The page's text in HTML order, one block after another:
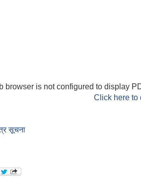
browser is not configured to display
Click here to
सूचना